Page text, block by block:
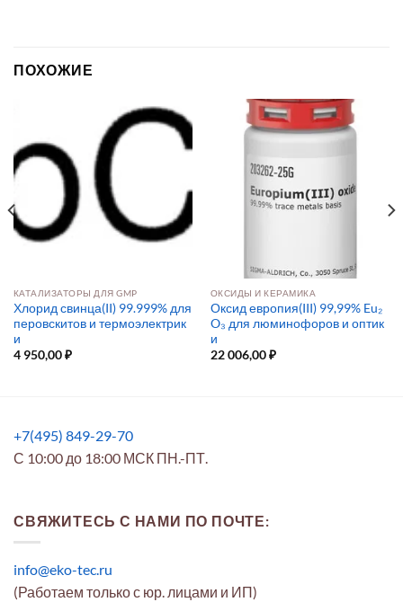
ПОХОЖИЕ
КАТАЛИЗАТОРЫ ДЛЯ GMP
Хлорид свинца(II) 99.999% для
перовскитов и термоэлектрик
и
4 950,00₽
ОКСИДЫ И КЕРАМИКА
Оксид европия(III) 99,99% Eu₂
O₃ для люминофоров и оптик
и
22 006,00₽
+7(495) 849-29-70
С 10:00 до 18:00 МСК ПН.-ПТ.
СВЯЖИТЕСЬ С НАМИ ПО ПОЧТЕ:
info@eko-tec.ru
(Работаем только с юр. лицами и ИП)